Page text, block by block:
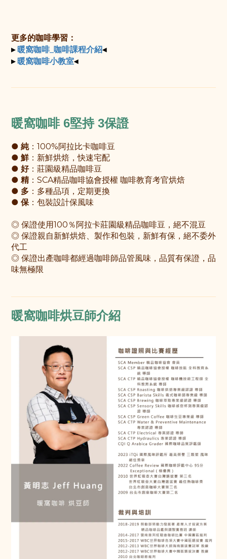
更多的咖啡學習：
▸ 暖窩咖啡_咖啡課程介紹◂
▸ 暖窩咖啡小教室◂
暖窩咖啡 6堅持 3保證
● 純：100%阿拉比卡咖啡豆
● 鮮：新鮮烘焙，快速宅配
● 好：莊園級精品咖啡豆
● 精：SCA精品咖啡協會授權 咖啡教育考官烘焙
● 多 ：多種品項，定期更換
● 保 ：包裝設計保風味
◎ 保證使用100％阿拉卡莊園級精品咖啡豆，絕不混豆
◎ 保證親自新鮮烘焙、製作和包裝，新鮮有保，絕不委外
代工
◎ 保證出產咖啡都經過咖啡師品管風味，品質有保證，品
味無極限
暖窩咖啡烘豆師介紹